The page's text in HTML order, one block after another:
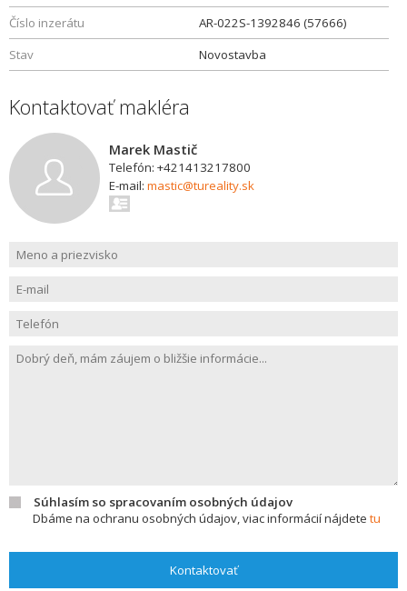
Číslo inzerátu
AR-022S-1392846 (57666)
Stav
Novostavba
Kontaktovať makléra
Marek Mastič
Telefón: +421413217800
E-mail: mastic@tureality.sk
Súhlasím so spracovaním osobných údajov
Dbáme na ochranu osobných údajov, viac informácií nájdete tu
Kontaktovať